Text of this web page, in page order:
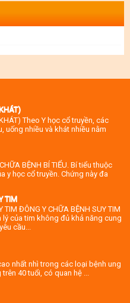
Theo Y học cổ truyền, các
uống nhiều và khát nhiều nằm
BỆNH BÍ TIỂU. Bí tiểu thuộc
y học cổ truyền. Chứng này đa
TIM
TIM ĐÔNG Y CHỮA BỆNH SUY TIM
lý của tim không đủ khả năng cung
cầu...
nhất nhì trong các loại bệnh ung
40 tuổi, có quan hệ ...